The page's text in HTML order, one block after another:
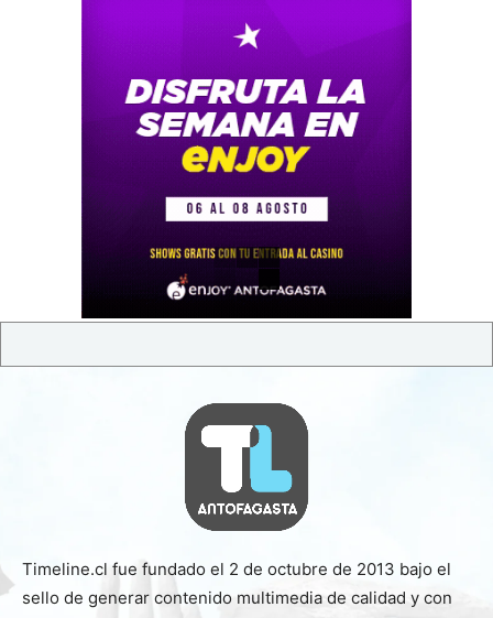
Timeline.cl fue fundado el 2 de octubre de 2013 bajo el
sello de generar contenido multimedia de calidad y con